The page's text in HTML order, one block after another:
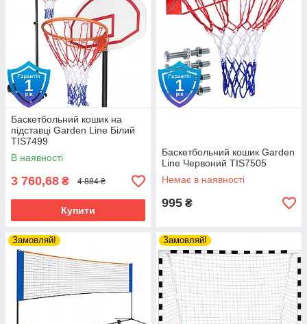
Баскетбольний кошик на
підставці Garden Line Білий
TIS7499
В наявності
3 760,68 ₴ 4 884 ₴
Купити
Баскетбольний кошик Garden
Line Червоний TIS7505
Немає в наявності
995 ₴
Замовляй! Замовляй!